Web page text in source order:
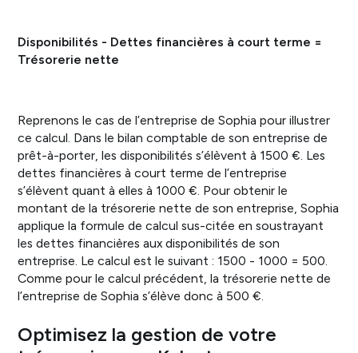
Disponibilités - Dettes financières à court terme =
Trésorerie nette
Reprenons le cas de l’entreprise de Sophia pour illustrer
ce calcul. Dans le bilan comptable de son entreprise de
prêt-à-porter, les disponibilités s’élèvent à 1500 €. Les
dettes financières à court terme de l’entreprise
s’élèvent quant à elles à 1000 €. Pour obtenir le
montant de la trésorerie nette de son entreprise, Sophia
applique la formule de calcul sus-citée en soustrayant
les dettes financières aux disponibilités de son
entreprise. Le calcul est le suivant : 1500 - 1000 = 500.
Comme pour le calcul précédent, la trésorerie nette de
l’entreprise de Sophia s’élève donc à 500 €.
Optimisez la gestion de votre